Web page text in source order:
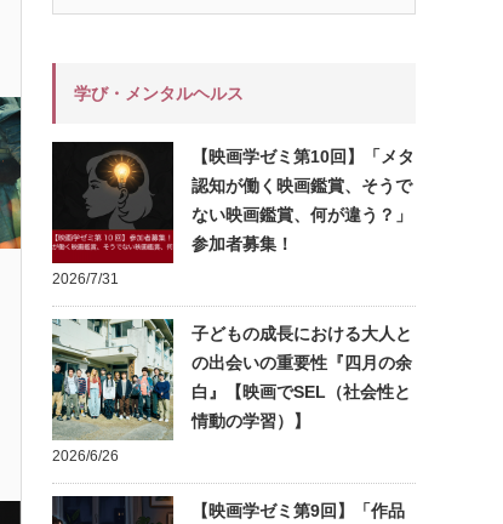
学び・メンタルヘルス
【映画学ゼミ第10回】「メタ
認知が働く映画鑑賞、そうで
ない映画鑑賞、何が違う？」
参加者募集！
2026/7/31
子どもの成長における大人と
の出会いの重要性『四月の余
白』【映画でSEL（社会性と
情動の学習）】
2026/6/26
【映画学ゼミ第9回】「作品